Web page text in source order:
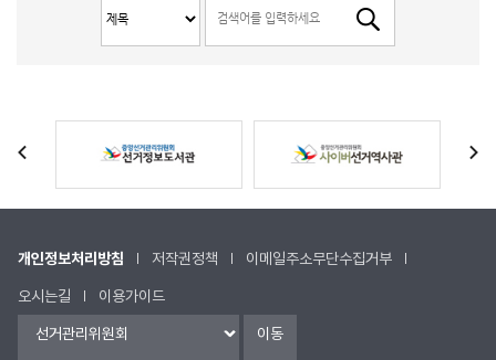
개인정보처리방침 저작권정책 이메일주소무단수집거부
오시는길 이용가이드
이동